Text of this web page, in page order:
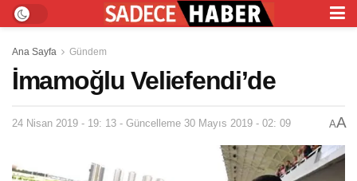
Ana Sayfa Gündem
İmamoğlu Veliefendi’de
24 Nisan 2019 - 19: 13 - Güncelleme 30 Mayıs 2019 - 02: 09 AA